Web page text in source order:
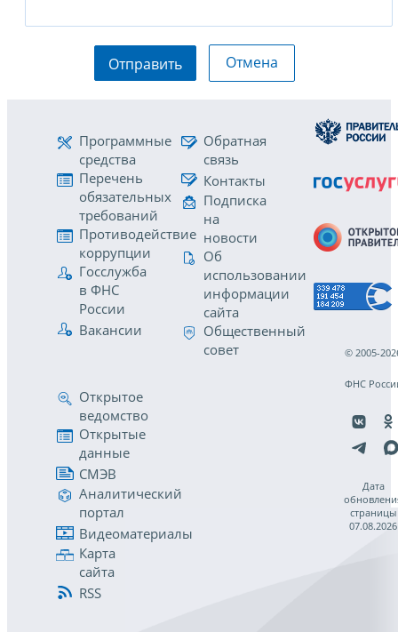
Отправить Отмена
Программные
средства
Перечень
обязательных
требований
Противодействие
коррупции
Госслужба
в ФНС
России
Вакансии
Обратная
связь
Контакты
Подписка
на
новости
Об
использовании
информации
сайта
Общественный
совет
Открытое
ведомство
Открытые
данные
СМЭВ
Аналитический
портал
Видеоматериалы
Карта
сайта
RSS
© 2005-
ФНС
Дата
страницы
07.08.2026